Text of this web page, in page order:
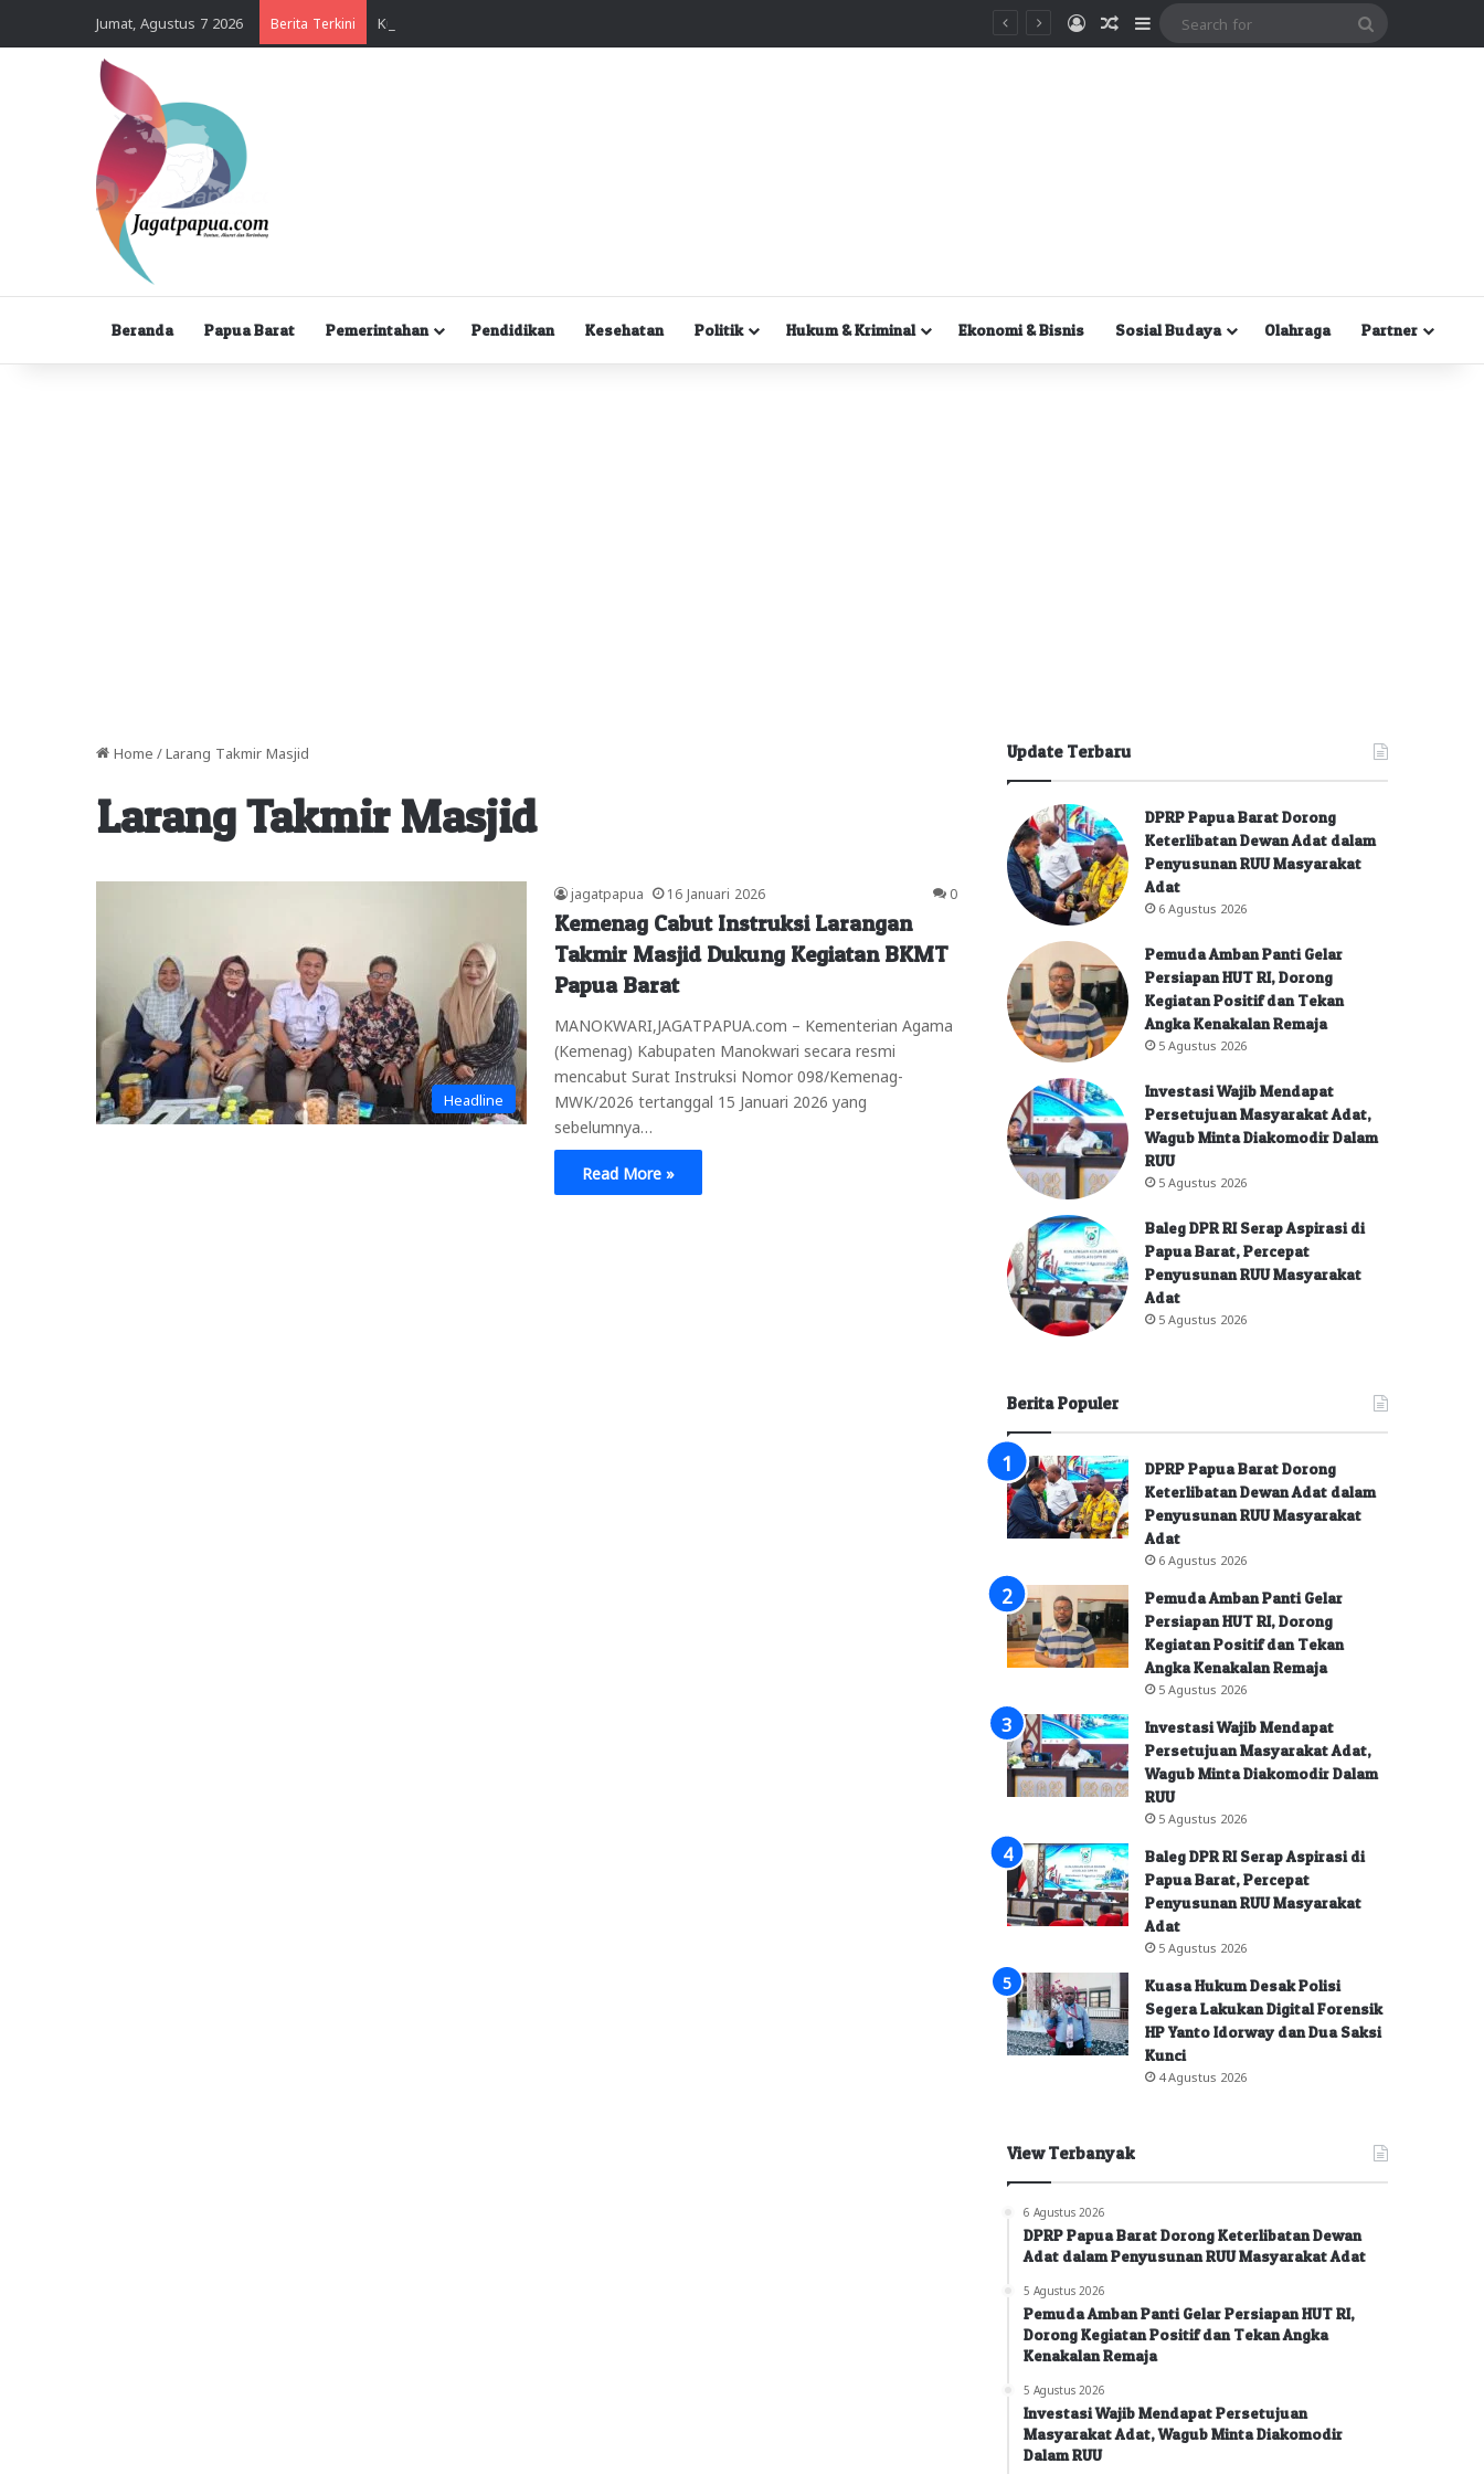
Jumat, Agustus 7 2026 Berita Terkini MasukRandom Article
Sidebar
Beranda Papua Barat Pemerintahan Pendidikan Kesehatan Politik Hukum & Kriminal Ekonomi & Bisnis Sosial Budaya Olahraga Partner
Home / Larang Takmir Masjid
Larang Takmir Masjid
Headline
jagatpapua 16 Januari 2026 0
Kemenag Cabut Instruksi Larangan
Takmir Masjid Dukung Kegiatan BKMT
Papua Barat
MANOKWARI,JAGATPAPUA.com – Kementerian Agama
(Kemenag) Kabupaten Manokwari secara resmi
mencabut Surat Instruksi Nomor 098/Kemenag-
MWK/2026 tertanggal 15 Januari 2026 yang
sebelumnya…
Read More »
Update Terbaru
DPRP Papua Barat Dorong
Keterlibatan Dewan Adat dalam
Penyusunan RUU Masyarakat
Adat
6 Agustus 2026
Pemuda Amban Panti Gelar
Persiapan HUT RI, Dorong
Kegiatan Positif dan Tekan
Angka Kenakalan Remaja
5 Agustus 2026
Investasi Wajib Mendapat
Persetujuan Masyarakat Adat,
Wagub Minta Diakomodir Dalam
RUU
5 Agustus 2026
Baleg DPR RI Serap Aspirasi di
Papua Barat, Percepat
Penyusunan RUU Masyarakat
Adat
5 Agustus 2026
Berita Populer
DPRP Papua Barat Dorong
Keterlibatan Dewan Adat dalam
Penyusunan RUU Masyarakat
Adat
6 Agustus 2026
Pemuda Amban Panti Gelar
Persiapan HUT RI, Dorong
Kegiatan Positif dan Tekan
Angka Kenakalan Remaja
5 Agustus 2026
Investasi Wajib Mendapat
Persetujuan Masyarakat Adat,
Wagub Minta Diakomodir Dalam
RUU
5 Agustus 2026
Baleg DPR RI Serap Aspirasi di
Papua Barat, Percepat
Penyusunan RUU Masyarakat
Adat
5 Agustus 2026
Kuasa Hukum Desak Polisi
Segera Lakukan Digital Forensik
HP Yanto Idorway dan Dua Saksi
Kunci
4 Agustus 2026
View Terbanyak
6 Agustus 2026
DPRP Papua Barat Dorong Keterlibatan Dewan
Adat dalam Penyusunan RUU Masyarakat Adat
5 Agustus 2026
Pemuda Amban Panti Gelar Persiapan HUT RI,
Dorong Kegiatan Positif dan Tekan Angka
Kenakalan Remaja
5 Agustus 2026
Investasi Wajib Mendapat Persetujuan
Masyarakat Adat, Wagub Minta Diakomodir
Dalam RUU